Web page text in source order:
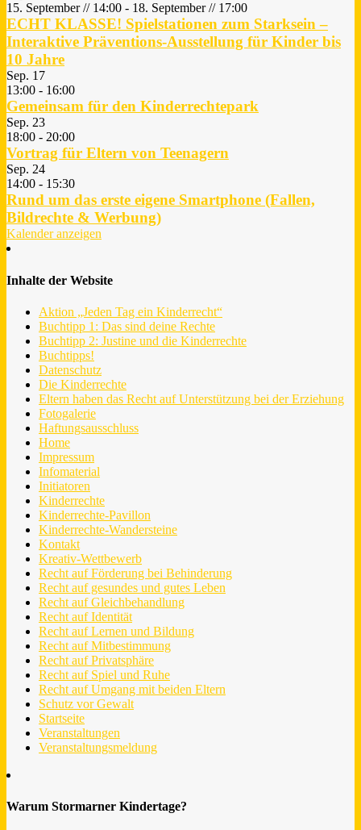
15. September // 14:00 - 18. September // 17:00
ECHT KLASSE! Spielstationen zum Starksein –
Interaktive Präventions-Ausstellung für Kinder bis
10 Jahre
Sep. 17
13:00 - 16:00
Gemeinsam für den Kinderrechtepark
Sep. 23
18:00 - 20:00
Vortrag für Eltern von Teenagern
Sep. 24
14:00 - 15:30
Rund um das erste eigene Smartphone (Fallen,
Bildrechte & Werbung)
Kalender anzeigen
Inhalte der Website
Aktion „Jeden Tag ein Kinderrecht“
Buchtipp 1: Das sind deine Rechte
Buchtipp 2: Justine und die Kinderrechte
Buchtipps!
Datenschutz
Die Kinderrechte
Eltern haben das Recht auf Unterstützung bei der Erziehung
Fotogalerie
Haftungsausschluss
Home
Impressum
Infomaterial
Initiatoren
Kinderrechte
Kinderrechte-Pavillon
Kinderrechte-Wandersteine
Kontakt
Kreativ-Wettbewerb
Recht auf Förderung bei Behinderung
Recht auf gesundes und gutes Leben
Recht auf Gleichbehandlung
Recht auf Identität
Recht auf Lernen und Bildung
Recht auf Mitbestimmung
Recht auf Privatsphäre
Recht auf Spiel und Ruhe
Recht auf Umgang mit beiden Eltern
Schutz vor Gewalt
Startseite
Veranstaltungen
Veranstaltungsmeldung
Warum Stormarner Kindertage?